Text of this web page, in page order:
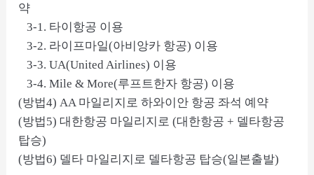
약
3-1. 타이항공 이용
3-2. 라이프마일(아비앙카 항공) 이용
3-3. UA(United Airlines) 이용
3-4. Mile & More(루프트한자 항공) 이용
(방법4) AA 마일리지로 하와이안 항공 좌석 예약
(방법5) 대한항공 마일리지로 (대한항공 + 델타항공
탑승)
(방법6) 델타 마일리지로 델타항공 탑승(일본출발)